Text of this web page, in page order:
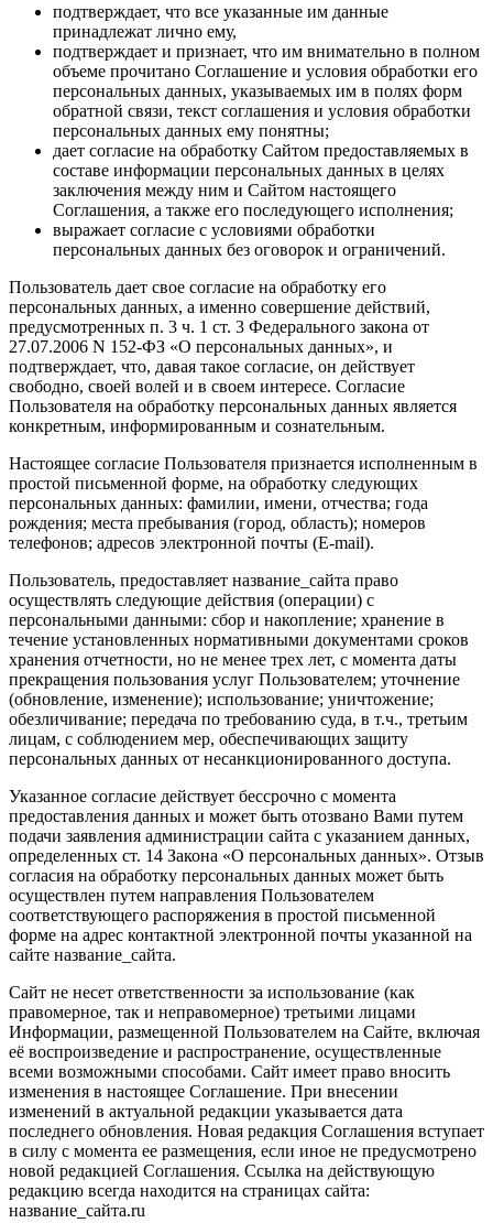
подтверждает, что все указанные им данные
принадлежат лично ему,
подтверждает и признает, что им внимательно в полном
объеме прочитано Соглашение и условия обработки его
персональных данных, указываемых им в полях форм
обратной связи, текст соглашения и условия обработки
персональных данных ему понятны;
дает согласие на обработку Сайтом предоставляемых в
составе информации персональных данных в целях
заключения между ним и Сайтом настоящего
Соглашения, а также его последующего исполнения;
выражает согласие с условиями обработки
персональных данных без оговорок и ограничений.
Пользователь дает свое согласие на обработку его
персональных данных, а именно совершение действий,
предусмотренных п. 3 ч. 1 ст. 3 Федерального закона от
27.07.2006 N 152-ФЗ «О персональных данных», и
подтверждает, что, давая такое согласие, он действует
свободно, своей волей и в своем интересе. Согласие
Пользователя на обработку персональных данных является
конкретным, информированным и сознательным.
Настоящее согласие Пользователя признается исполненным в
простой письменной форме, на обработку следующих
персональных данных: фамилии, имени, отчества; года
рождения; места пребывания (город, область); номеров
телефонов; адресов электронной почты (E-mail).
Пользователь, предоставляет название_сайта право
осуществлять следующие действия (операции) с
персональными данными: сбор и накопление; хранение в
течение установленных нормативными документами сроков
хранения отчетности, но не менее трех лет, с момента даты
прекращения пользования услуг Пользователем; уточнение
(обновление, изменение); использование; уничтожение;
обезличивание; передача по требованию суда, в т.ч., третьим
лицам, с соблюдением мер, обеспечивающих защиту
персональных данных от несанкционированного доступа.
Указанное согласие действует бессрочно с момента
предоставления данных и может быть отозвано Вами путем
подачи заявления администрации сайта с указанием данных,
определенных ст. 14 Закона «О персональных данных». Отзыв
согласия на обработку персональных данных может быть
осуществлен путем направления Пользователем
соответствующего распоряжения в простой письменной
форме на адрес контактной электронной почты указанной на
сайте название_сайта.
Сайт не несет ответственности за использование (как
правомерное, так и неправомерное) третьими лицами
Информации, размещенной Пользователем на Сайте, включая
её воспроизведение и распространение, осуществленные
всеми возможными способами. Сайт имеет право вносить
изменения в настоящее Соглашение. При внесении
изменений в актуальной редакции указывается дата
последнего обновления. Новая редакция Соглашения вступает
в силу с момента ее размещения, если иное не предусмотрено
новой редакцией Соглашения. Ссылка на действующую
редакцию всегда находится на страницах сайта:
название_сайта.ru